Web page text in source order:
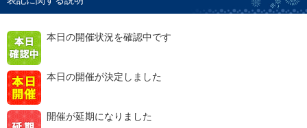
本日の開催状況を確認中です
本日の開催が決定しました
開催が延期になりました